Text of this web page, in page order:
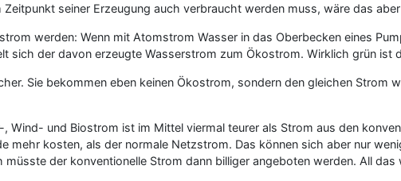
seiner Erzeugung auch verbraucht werden muss, wäre das
werden: Wenn mit Atomstrom Wasser in das Oberbecken eines
sich der davon erzeugte Wasserstrom zum Ökostrom. Wirklich grün ist
Sie bekommen eben keinen Ökostrom, sondern den gleichen Strom
Wind- und Biostrom ist im Mittel viermal teurer als Strom aus den
mehr kosten, als der normale Netzstrom. Das können sich aber nur
der konventionelle Strom dann billiger angeboten werden. All